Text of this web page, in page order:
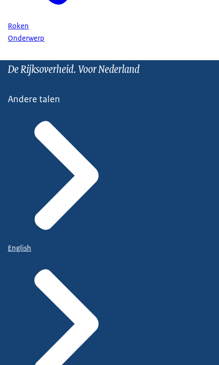
Roken
Onderwerp
De Rijksoverheid. Voor Nederland
Andere talen
English